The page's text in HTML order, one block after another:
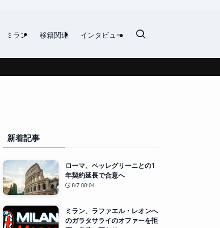
ミラン 移籍関連 インタビュー
新着記事
ローマ、ペッレグリーニとの1
年契約延長で合意へ
8/7 08:04
ミラン、ラファエル・レオンへ
のガラタサライのオファーを拒